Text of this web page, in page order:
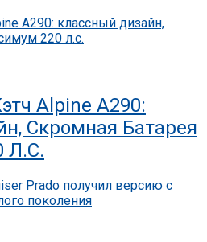
Alpine A290:
Скромная Батарея
Л.с.